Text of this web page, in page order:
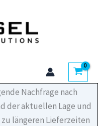
Nachfrage nach
der aktuellen Lage und
längeren Lieferzeiten